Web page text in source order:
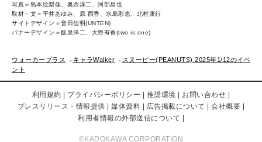
写真＝島本絵梨佳、奥西淳二、阿部昌也
取材・文＝平井あゆみ、原 西香、水島彩恵、北村康行
サイトデザイン＝音田佳明(UNTEN)
バナーデザイン＝飯泉洋二、大野有香(two is one)
ウォーカープラス キャラWalker
スヌーピー(PEANUTS) 2025年1/12のイベ
ント
利用規約 プライバシーポリシー 推奨環境
お問い合わせ
プレスリリース・情報提供
媒体資料 広告掲載について
会社概要
利用者情報の外部送信について
©KADOKAWA CORPORATION